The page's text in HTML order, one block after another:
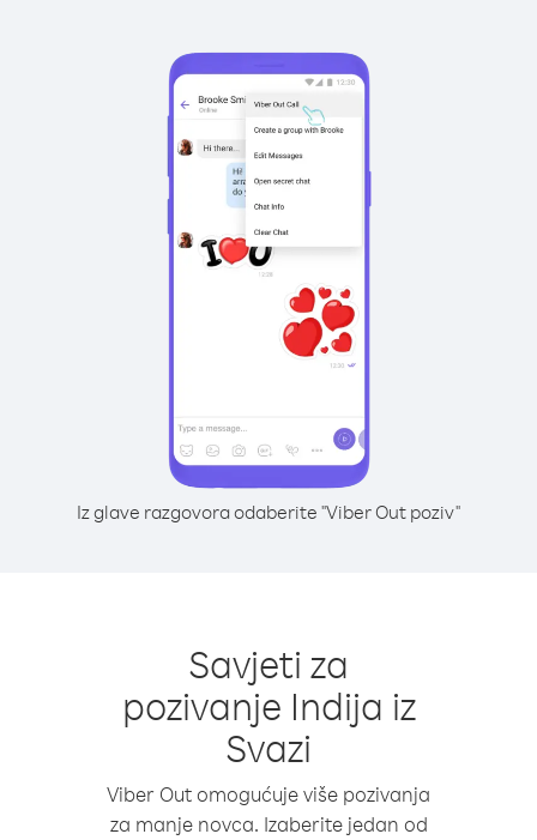
Iz glave razgovora odaberite "Viber Out poziv"
Savjeti za
pozivanje Indija iz
Svazi
Viber Out omogućuje više pozivanja
za manje novca. Izaberite jedan od